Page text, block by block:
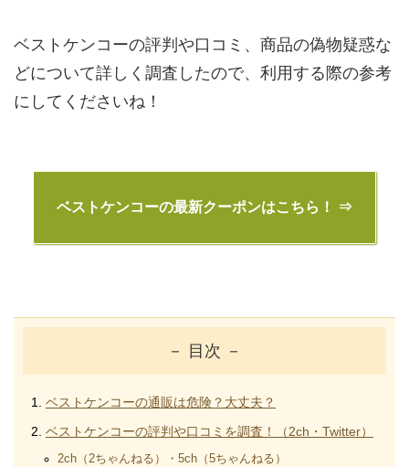
ベストケンコーの評判や口コミ、商品の偽物疑惑な
どについて詳しく調査したので、利用する際の参考
にしてくださいね！
ベストケンコーの最新クーポンはこちら！ ⇒
－ 目次 －
ベストケンコーの通販は危険？大丈夫？
ベストケンコーの評判や口コミを調査！（2ch・Twitter）
2ch（2ちゃんねる）・5ch（5ちゃんねる）